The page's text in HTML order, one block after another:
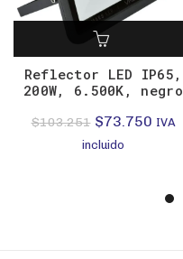
Reflector LED IP65,
200W, 6.500K, negro
$103.251 El
precio
$73.750ElIVA
incluido